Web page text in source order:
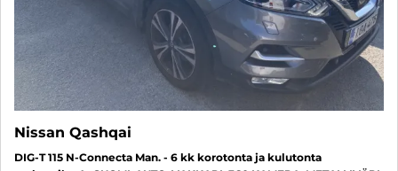
Nissan Qashqai
DIG-T 115 N-Connecta Man. - 6 kk korotonta ja kulutonta